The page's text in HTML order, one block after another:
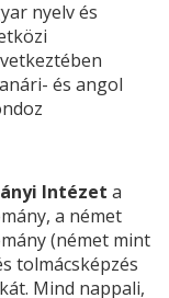
nyelv és
és angol
Intézet a
a német
(német mint
tolmácsképzés
Mind nappali,